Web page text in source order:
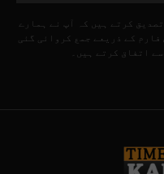
کرتے ہیں کہ آپ نے ہمارے
کے ذریعے جمع کروائی گئی
اتفاق کرتے ہیں۔